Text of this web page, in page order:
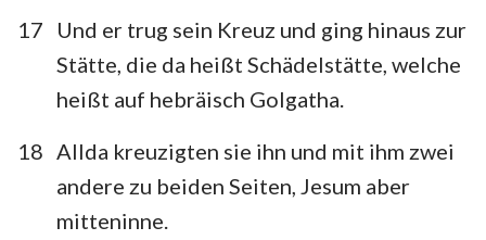
17
Und er trug sein Kreuz und ging hinaus zur
Stätte, die da heißt Schädelstätte, welche
heißt auf hebräisch Golgatha.
18 Allda kreuzigten sie ihn und mit ihm zwei
andere zu beiden Seiten, Jesum aber
mitteninne.